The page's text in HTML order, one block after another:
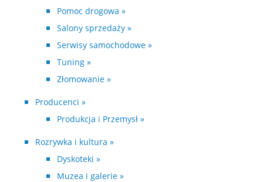
Pomoc drogowa »
Salony sprzedaży »
Serwisy samochodowe »
Tuning »
Złomowanie »
Producenci »
Produkcja i Przemysł »
Rozrywka i kultura »
Dyskoteki »
Muzea i galerie »